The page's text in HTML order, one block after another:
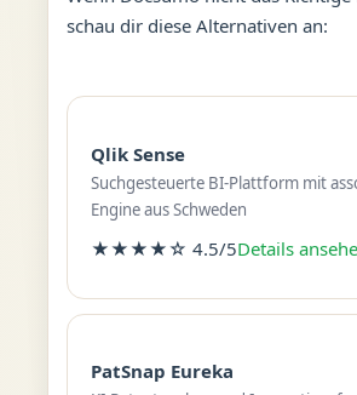
schau dir diese Alternativen an:
Qlik Sense
Suchgesteuerte BI-Plattform mit
Engine aus Schweden
★★★★☆ 4.5/5Details
PatSnap Eureka